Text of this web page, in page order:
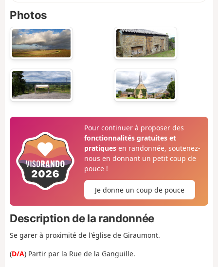
Photos
Pour continuer à proposer des
fonctionnalités gratuites et
pratiquesen randonnée, soutenez-
nous en donnant un petit coup de
pouce !
Je donne un coup de pouce
Description de la randonnée
Se garer à proximité de l'église de Giraumont.
(D/A) Partir par la Rue de la Ganguille.